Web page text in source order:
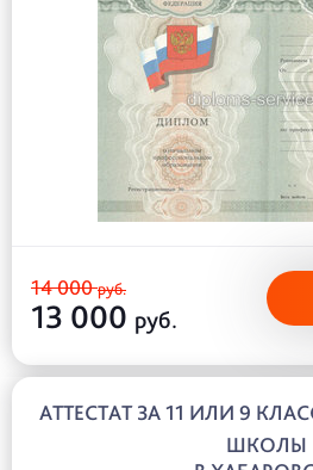
14 000руб.
13 000 руб.
АТТЕСТАТ ЗА 11 ИЛИ 9
ШКОЛЫ